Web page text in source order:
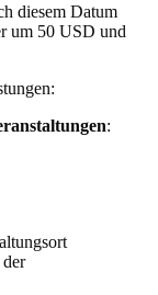
diesem Datum
um 50 USD und
: